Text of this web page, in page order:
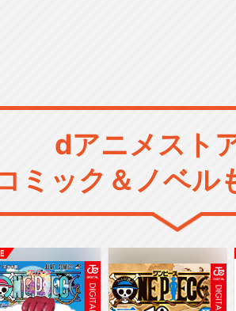
dアニメスト
ミック＆ノベル